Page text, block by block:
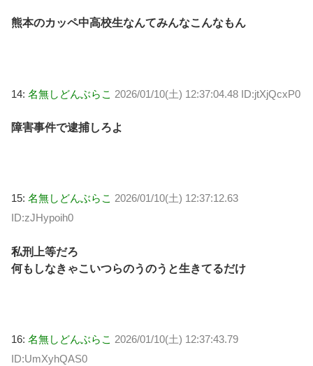
熊本のカッペ中高校生なんてみんなこんなもん
14: 名無しどんぶらこ 2026/01/10(土) 12:37:04.48 ID:jtXjQcxP0
障害事件で逮捕しろよ
15: 名無しどんぶらこ 2026/01/10(土) 12:37:12.63
ID:zJHypoih0
私刑上等だろ
何もしなきゃこいつらのうのうと生きてるだけ
16: 名無しどんぶらこ 2026/01/10(土) 12:37:43.79
ID:UmXyhQAS0